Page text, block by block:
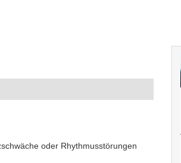
oder Rhythmusstörungen